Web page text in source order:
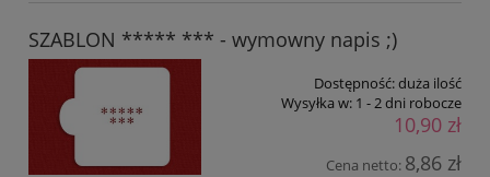
SZABLON ***** *** - wymowny napis ;)
Dostępność:duża ilość
Wysyłka w: 1 - 2 dni robocze
10,90 zł
Cena netto: 8,86 zł